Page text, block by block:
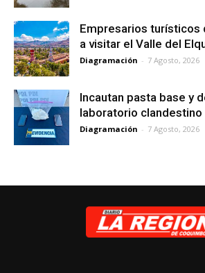
Empresarios turísticos
a visitar el Valle del
Diagramación - 7 Agosto, 2026
Incautan pasta base y
laboratorio clandestino
Diagramación - 7 Agosto, 2026